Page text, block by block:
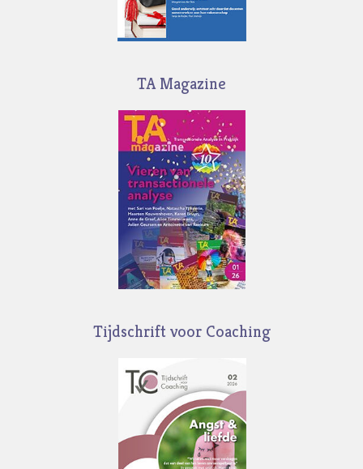
TA Magazine
Tijdschrift voor Coaching